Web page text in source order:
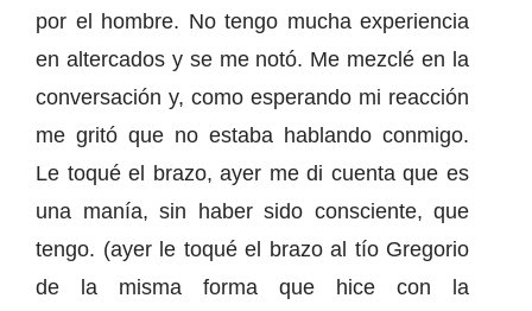
por el hombre. No tengo mucha experiencia
en altercados y se me notó. Me mezclé en la
conversación y, como esperando mi reacción
me gritó que no estaba hablando conmigo.
Le toqué el brazo, ayer me di cuenta que es
una manía, sin haber sido consciente, que
tengo. (ayer le toqué el brazo al tío Gregorio
de la misma forma que hice con la